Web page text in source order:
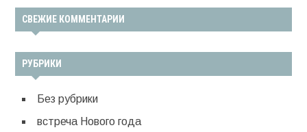
СВЕЖИЕ КОММЕНТАРИИ
РУБРИКИ
Без рубрики
встреча Нового года